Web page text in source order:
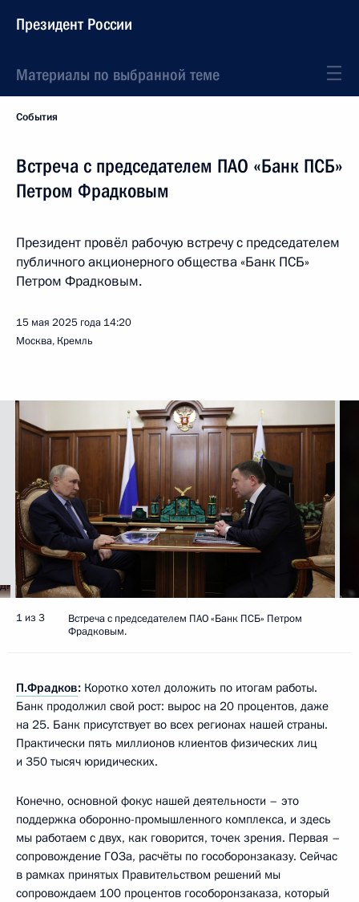
Президент России
Материалы по выбранной теме
События
Встреча с председателем ПАО «Банк ПСБ»
Петром Фрадковым
Президент провёл рабочую встречу с председателем
публичного акционерного общества «Банк ПСБ»
Петром Фрадковым.
15 мая 2025 года 14:20
Москва, Кремль
1 из 3
Встреча с председателем ПАО «Банк ПСБ» Петром
Фрадковым.
П.Фрадков: Коротко хотел доложить по итогам работы.
Банк продолжил свой рост: вырос на 20 процентов, даже
на 25. Банк присутствует во всех регионах нашей страны.
Практически пять миллионов клиентов физических лиц
и 350 тысяч юридических.
Конечно, основной фокус нашей деятельности – это
поддержка оборонно-промышленного комплекса, и здесь
мы работаем с двух, как говорится, точек зрения. Первая –
сопровождение ГОЗа, расчёты по гособоронзаказу. Сейчас
в рамках принятых Правительством решений мы
сопровождаем 100 процентов гособоронзаказа, который